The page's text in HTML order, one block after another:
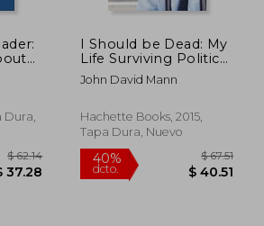
in
Dura,
I Should be Dead: My
Life Surviving Politics,
tv, and Addiction (en
Inglés)
John David Mann
Hachette Books, 2015,
Tapa Dura, Nuevo